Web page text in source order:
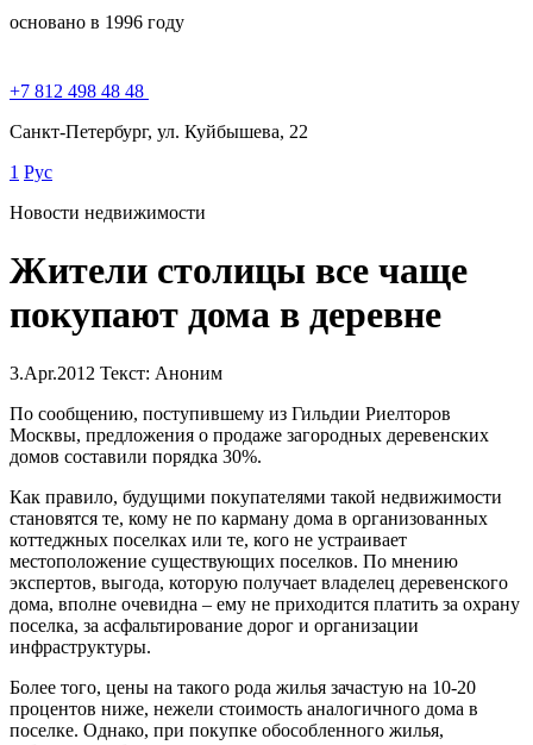
основано в 1996 году
+7 812 498 48 48
Санкт-Петербург, ул. Куйбышева, 22
1 Рус
Новости недвижимости
Жители столицы все чаще
покупают дома в деревне
3.Apr.2012 Текст: Аноним
По сообщению, поступившему из Гильдии Риелторов
Москвы, предложения о продаже загородных деревенских
домов составили порядка 30%.
Как правило, будущими покупателями такой недвижимости
становятся те, кому не по карману дома в организованных
коттеджных поселках или те, кого не устраивает
местоположение существующих поселков. По мнению
экспертов, выгода, которую получает владелец деревенского
дома, вполне очевидна – ему не приходится платить за охрану
поселка, за асфальтирование дорог и организации
инфраструктуры.
Более того, цены на такого рода жилья зачастую на 10-20
процентов ниже, нежели стоимость аналогичного дома в
поселке. Однако, при покупке обособленного жилья,